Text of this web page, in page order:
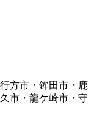
市・鉾田市・
市・龍ケ崎市・